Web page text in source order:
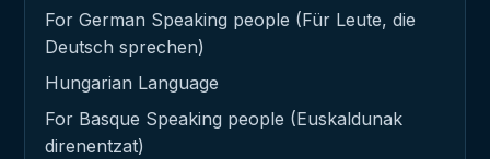
For German Speaking people (Für Leute, die
Deutsch sprechen)
Hungarian Language
For Basque Speaking people (Euskaldunak
direnentzat)